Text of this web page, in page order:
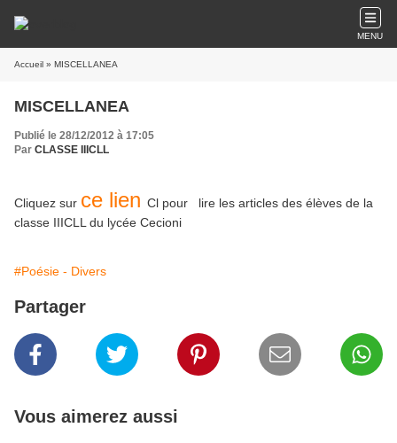
MENU
Accueil » MISCELLANEA
MISCELLANEA
Publié le 28/12/2012 à 17:05
Par CLASSE IIICLL
Cliquez sur ce lien Cl pour lire les articles des élèves de la
classe IIICLL du lycée Cecioni
#Poésie - Divers
Partager
Vous aimerez aussi